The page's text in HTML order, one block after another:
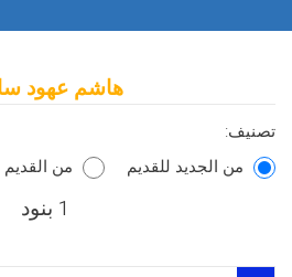
هاشم عهود
تصنيف:
من الجديد للقديم
من القديم
1 بنود